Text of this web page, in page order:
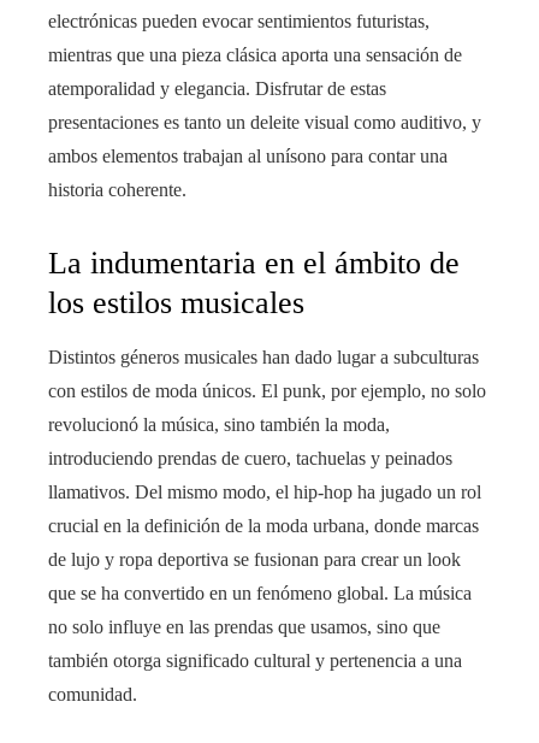
electrónicas pueden evocar sentimientos futuristas,
mientras que una pieza clásica aporta una sensación de
atemporalidad y elegancia. Disfrutar de estas
presentaciones es tanto un deleite visual como auditivo, y
ambos elementos trabajan al unísono para contar una
historia coherente.
La indumentaria en el ámbito de
los estilos musicales
Distintos géneros musicales han dado lugar a subculturas
con estilos de moda únicos. El punk, por ejemplo, no solo
revolucionó la música, sino también la moda,
introduciendo prendas de cuero, tachuelas y peinados
llamativos. Del mismo modo, el hip-hop ha jugado un rol
crucial en la definición de la moda urbana, donde marcas
de lujo y ropa deportiva se fusionan para crear un look
que se ha convertido en un fenómeno global. La música
no solo influye en las prendas que usamos, sino que
también otorga significado cultural y pertenencia a una
comunidad.